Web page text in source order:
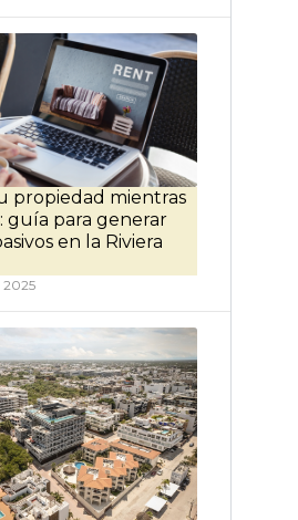
propiedad mientras
guía para generar
en la Riviera
2025